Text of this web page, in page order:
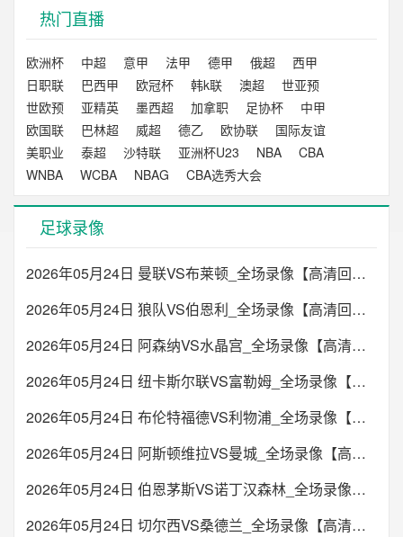
热门直播
欧洲杯 中超 意甲 法甲 德甲 俄超
西甲
日职联
巴西甲 欧冠杯 韩k联 澳超
世亚预
世欧预
亚精英 墨西超 加拿职 足协杯
中甲
欧国联
巴林超 威超 德乙 欧协联
国际友谊
美职业
泰超 沙特联 亚洲杯U23 NBA
CBA
WNBA
WCBA NBAG CBA选秀大会
足球录像
2026年05月24日 曼联VS布莱顿_全场录像【高清回放】
2026年05月24日 狼队VS伯恩利_全场录像【高清回放】
2026年05月24日 阿森纳VS水晶宫_全场录像【高清回放】
2026年05月24日 纽卡斯尔联VS富勒姆_全场录像【高清回放】
2026年05月24日 布伦特福德VS利物浦_全场录像【高清回放】
2026年05月24日 阿斯顿维拉VS曼城_全场录像【高清回放】
2026年05月24日 伯恩茅斯VS诺丁汉森林_全场录像【高清回放】
2026年05月24日 切尔西VS桑德兰_全场录像【高清回放】